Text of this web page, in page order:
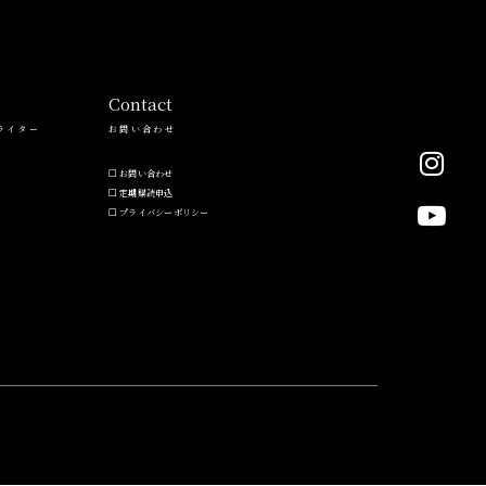
イター
Contact
お問い合わせ
お問い合わせ
定期購読申込
プライバシーポリシー